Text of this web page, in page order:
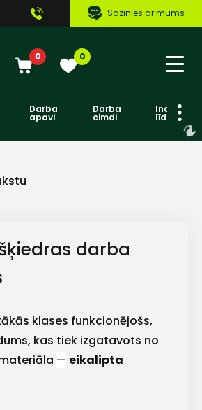
Sazinies ar mums
0 0
Darba
apavi
Darba
cimdi līdzekļi
šķiedras darba
klases funkcionējošs,
kas tiek izgatavots no
— eikalipta